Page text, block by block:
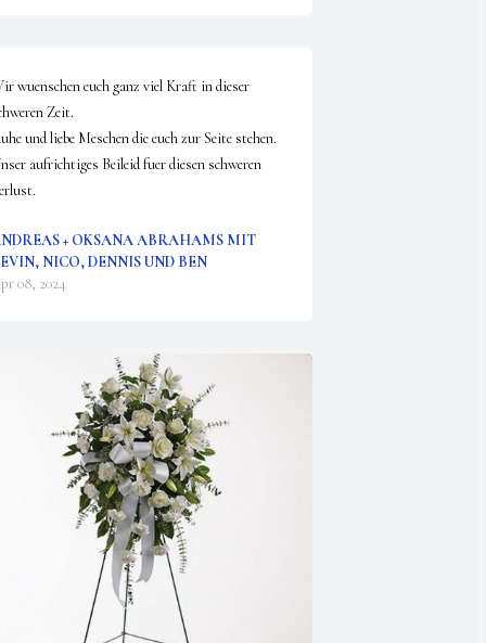
wuenschen euch ganz viel Kraft in dieser
Zeit.
und liebe Meschen die euch zur Seite stehen.
aufrichtiges Beileid fuer diesen schweren
+ OKSANA ABRAHAMS MIT
NICO, DENNIS UND BEN
08, 2024